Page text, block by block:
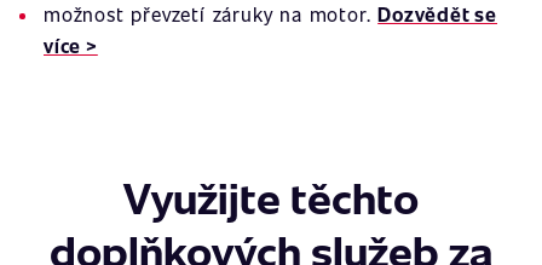
možnost převzetí záruky na motor.Dozvědět se
více >
Využijte těchto
doplňkových služeb za